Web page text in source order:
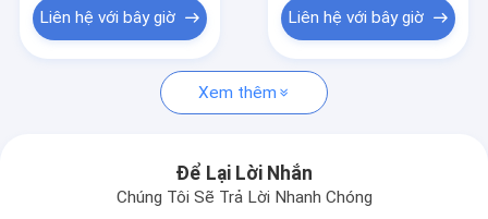
Các vụ án
Tủ bếp sơn mài
Liên hệ với bây giờ Liên hệ với bây giờ
Xem thêm
Để Lại Lời Nhắn
Chúng Tôi Sẽ Trả Lời Nhanh Chóng